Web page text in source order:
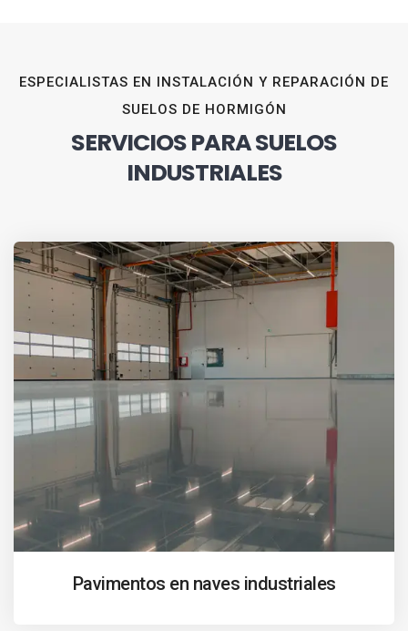
ESPECIALISTAS EN INSTALACIÓN Y REPARACIÓN DE
SUELOS DE HORMIGÓN
SERVICIOS PARA SUELOS
INDUSTRIALES
Pavimentos en naves industriales